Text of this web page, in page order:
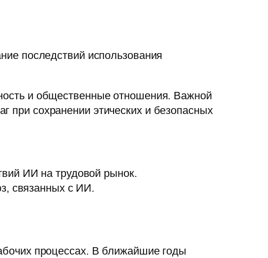
последствий использования
и общественные отношения. Важной
при сохранении этических и безопасных
ИИ на трудовой рынок.
связанных с ИИ.
процессах. В ближайшие годы